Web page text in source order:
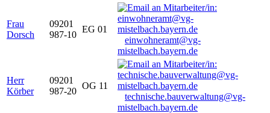
Frau
Dorsch
09201
987-10
EG 01
einwohneramt@vg-
mistelbach.bayern.de
Herr
Körber
09201
987-20
OG 11
technische.bauverwaltung@vg-
mistelbach.bayern.de